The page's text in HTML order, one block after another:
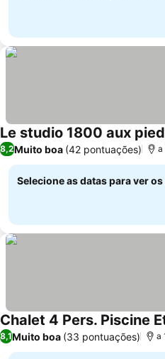
Le studio 1800 aux
8,2Muito boa (42 pontuações) a
Selecione as datas para ver
Chalet 4 Pers. Piscine
8,1Muito boa (33 pontuações) a